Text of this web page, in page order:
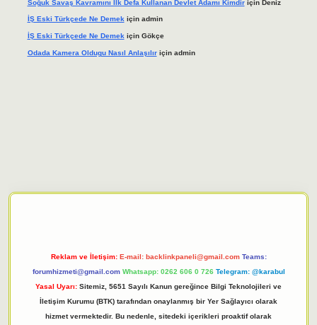
Soğuk Savaş Kavramını Ilk Defa Kullanan Devlet Adamı Kimdiriçin Deniz
İŞ Eski Türkçede Ne Demekiçin admin
İŞ Eski Türkçede Ne Demek için Gökçe
Odada Kamera Oldugu Nasıl Anlaşılıriçin admin
Reklam ve İletişim: E-mail: backlinkpaneli@gmail.com Teams:
forumhizmeti@gmail.com Whatsapp: 0262 606 0 726 Telegram: @karabul
Yasal Uyarı: Sitemiz, 5651 Sayılı Kanun gereğince Bilgi Teknolojileri ve
İletişim Kurumu (BTK) tarafından onaylanmış bir Yer Sağlayıcı olarak
hizmet vermektedir. Bu nedenle, sitedeki içerikleri proaktif olarak